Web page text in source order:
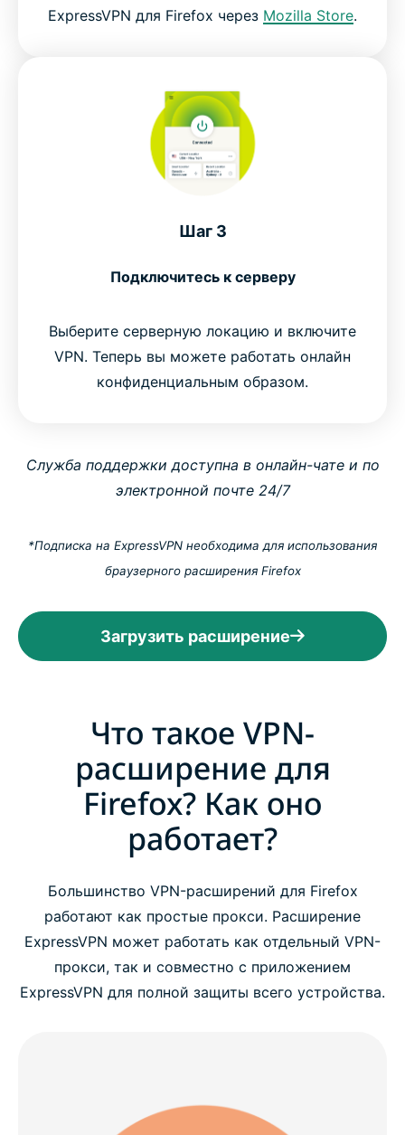
ExpressVPN для Firefox через Mozilla Store.
Шаг 3
Подключитесь к серверу
Выберите серверную локацию и включите
VPN. Теперь вы можете работать онлайн
конфиденциальным образом.
Служба поддержки доступна в онлайн-чате и по
электронной почте 24/7
*Подписка на ExpressVPN необходима для использования
браузерного расширения Firefox
Загрузить расширение
Что такое VPN-
расширение для
Firefox? Как оно
работает?
Большинство VPN-расширений для Firefox
работают как простые прокси. Расширение
ExpressVPN может работать как отдельный VPN-
прокси, так и совместно с приложением
ExpressVPN для полной защиты всего устройства.